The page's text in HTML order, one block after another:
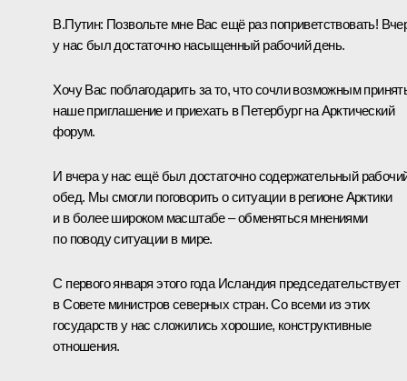
В.Путин: Позвольте мне Вас ещё раз поприветствовать!
у нас был достаточно насыщенный рабочий день.
Хочу Вас поблагодарить за то, что сочли возможным
наше приглашение и приехать в Петербург на Арктический
форум.
И вчера у нас ещё был достаточно содержательный
обед. Мы смогли поговорить о ситуации в регионе Арктики
и в более широком масштабе – обменяться мнениями
по поводу ситуации в мире.
С первого января этого года Исландия председательствует
в Совете министров северных стран. Со всеми из этих
государств у нас сложились хорошие, конструктивные
отношения.